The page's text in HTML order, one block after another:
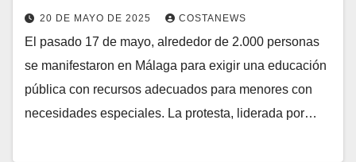
educación pública en la provincia
de Málaga
20 DE MAYO DE 2025 COSTANEWS
El pasado 17 de mayo, alrededor de 2.000 personas
se manifestaron en Málaga para exigir una educación
pública con recursos adecuados para menores con
necesidades especiales. La protesta, liderada por…